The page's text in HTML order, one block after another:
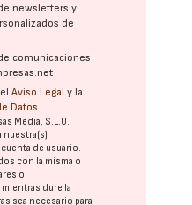
newsletters y
de
comunicaciones
elAviso Legal y la
Datos
Media, S.L.U.
nuestra(s)
de usuario.
con la misma o
o
mientras dure la
sea necesario para